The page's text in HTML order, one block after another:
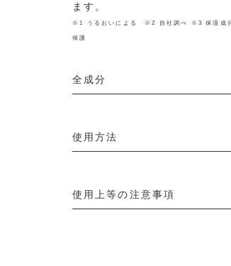
ます。
※1 うるおいによる ※2 自社調べ ※3 保湿成
保護
全成分
使用方法
使用上等の注意事項